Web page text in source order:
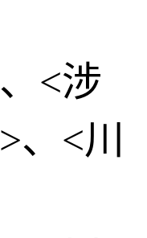
<涉
、<川